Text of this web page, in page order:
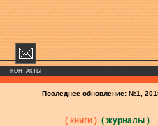
КОНТАКТЫ
Последнее обновление: №1,
( книги ) ( журналы )